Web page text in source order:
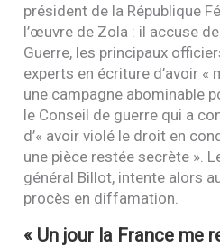
président de la République
l’œuvre de Zola : il accuse
Guerre, les principaux
experts en écriture d’avoir «
une campagne abominable
le Conseil de guerre qui a
d’« avoir violé le droit en
une pièce restée secrète ».
général Billot, intente alors
procès en diffamation.
« Un jour la France me